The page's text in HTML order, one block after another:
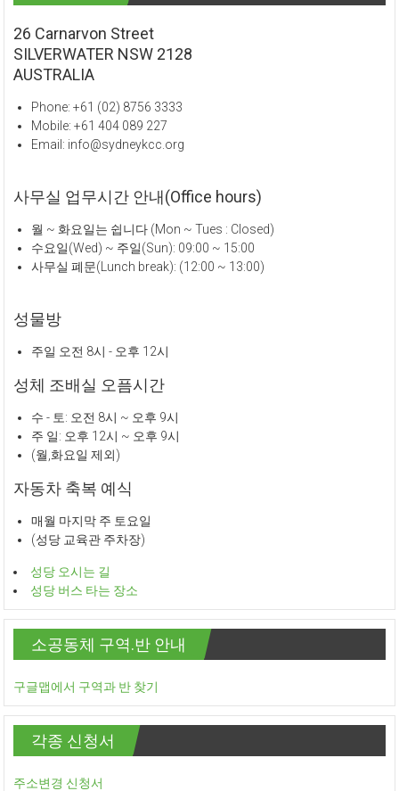
26 Carnarvon Street
SILVERWATER NSW 2128
AUSTRALIA
Phone: +61 (02) 8756 3333
Mobile: +61 404 089 227
Email: info@sydneykcc.org
사무실 업무시간 안내(Office hours)
월 ~ 화요일는 쉽니다 (Mon ~ Tues : Closed)
수요일(Wed) ~ 주일(Sun): 09:00 ~ 15:00
사무실 폐문(Lunch break): (12:00 ~ 13:00)
성물방
주일 오전 8시 - 오후 12시
성체 조배실 오픔시간
수 - 토: 오전 8시 ~ 오후 9시
주 일: 오후 12시 ~ 오후 9시
(월,화요일 제외)
자동차 축복 예식
매월 마지막 주 토요일
(성당 교육관 주차장)
성당 오시는 길
성당 버스 타는 장소
소공동체 구역.반 안내
구글맵에서 구역과 반 찾기
각종 신청서
주소변경 신청서